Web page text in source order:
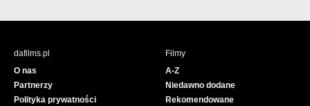
c
u
e
dafilms.pl
O nas
Partnerzy
Polityka prywatności
Filmy
A-Z
Niedawno dodane
Rekomendowane